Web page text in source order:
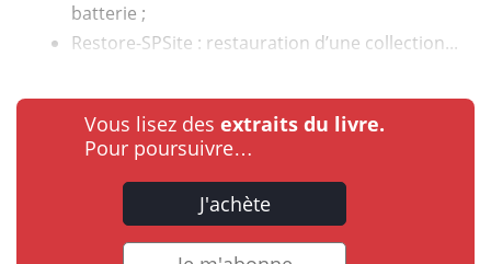
batterie ;
Restore-SPSite : restauration d’une collection...
Vous lisez des extraits du livre.
Pour poursuivre…
J'achète